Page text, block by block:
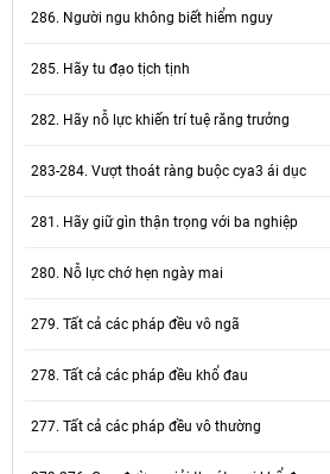
286. Người ngu không biết hiểm nguy
285. Hãy tu đạo tịch tịnh
282. Hãy nỗ lực khiến trí tuệ răng trưởng
283-284. Vượt thoát ràng buộc cya3 ái dục
281. Hãy giữ gìn thận trọng với ba nghiệp
280. Nỗ lực chớ hẹn ngày mai
279. Tất cả các pháp đều vô ngã
278. Tất cả các pháp đều khổ đau
277. Tất cả các pháp đều vô thường